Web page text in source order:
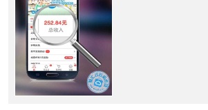
* 推荐好友立奖1元马上到账
2、注册奖励
* 注册即送2元现金 100花积分
3、修正问题* 修正了之前版本兼容性等bug